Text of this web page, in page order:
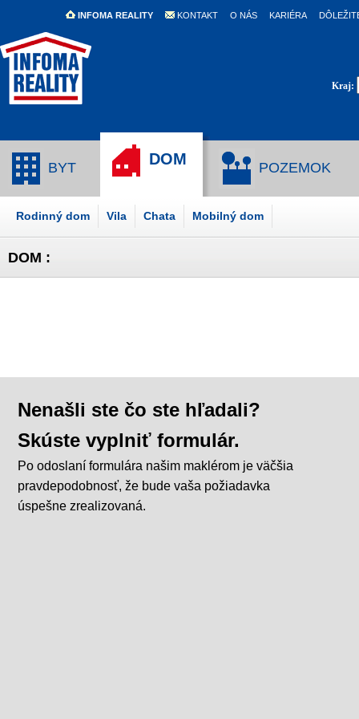
INFOMA REALITY KONTAKT O NÁS KARIÉRA
Kraj:
BYT DOM POZEMOK
Rodinný dom Vila Chata Mobilný dom
DOM :
Nenašli ste čo ste hľadali?
Skúste vyplniť formulár.
Po odoslaní formulára našim maklérom je väčšia
pravdepodobnosť, že bude vaša požiadavka
úspešne zrealizovaná.